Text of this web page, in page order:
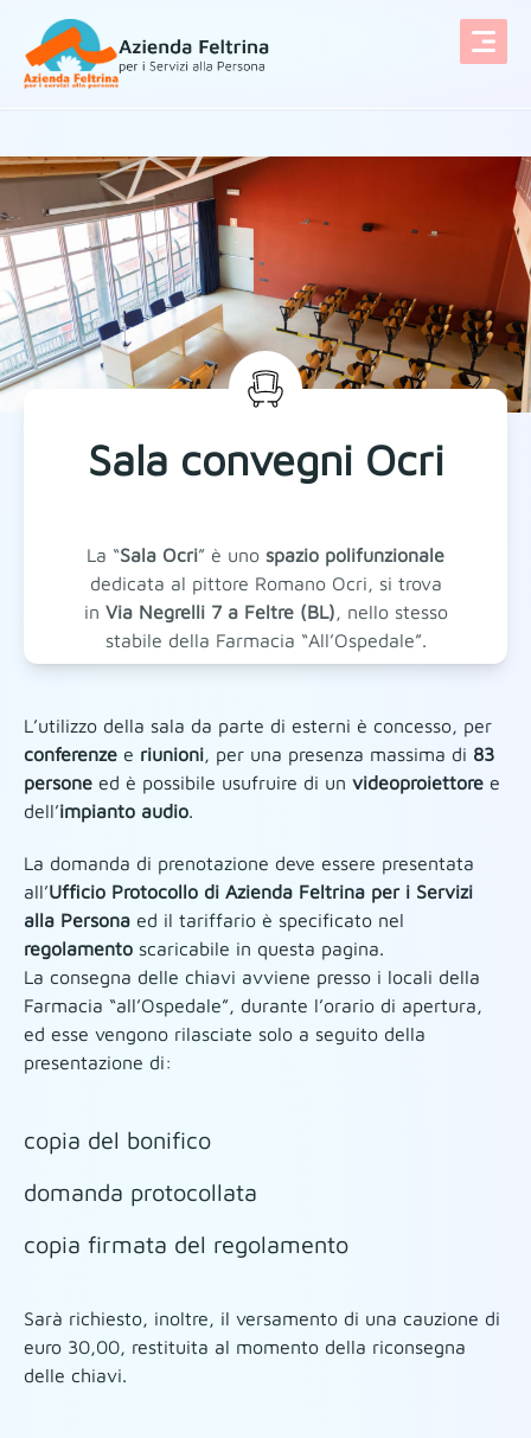
Sala convegni Ocri
La “Sala Ocri” è uno spazio polifunzionale
dedicata al pittore Romano Ocri, si trova
in Via Negrelli 7 a Feltre (BL), nello stesso
stabile della Farmacia “All’Ospedale”.
L’utilizzo della sala da parte di esterni è concesso, per
conferenze e riunioni, per una presenza massima di 83
persone ed è possibile usufruire di un videoproiettore e
dell’impianto audio.
La domanda di prenotazione deve essere presentata
all’Ufficio Protocollo di Azienda Feltrina per i Servizi
alla Persona ed il tariffario è specificato nel
regolamento scaricabile in questa pagina.
La consegna delle chiavi avviene presso i locali della
Farmacia “all’Ospedale”, durante l’orario di apertura,
ed esse vengono rilasciate solo a seguito della
presentazione di:
copia del bonifico
domanda protocollata
copia firmata del regolamento
Sarà richiesto, inoltre, il versamento di una cauzione di
euro 30,00, restituita al momento della riconsegna
delle chiavi.